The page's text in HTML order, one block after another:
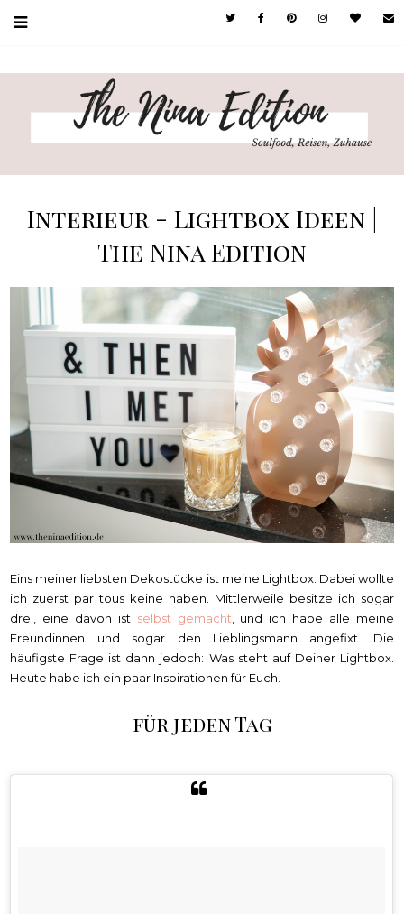
Interieur - Lightbox Ideen |
The Nina Edition
Eins meiner liebsten Dekostücke ist meine Lightbox. Dabei wollte
ich zuerst par tous keine haben. Mittlerweile besitze ich sogar
drei, eine davon ist selbst gemacht, und ich habe alle meine
Freundinnen und sogar den Lieblingsmann angefixt. Die
häufigste Frage ist dann jedoch: Was steht auf Deiner Lightbox.
Heute habe ich ein paar Inspirationen für Euch.
für jeden Tag